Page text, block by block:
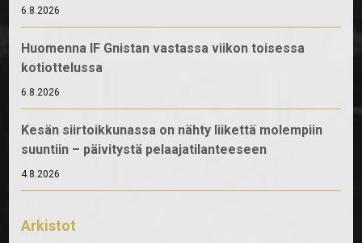
6.8.2026
Huomenna IF Gnistan vastassa viikon toisessa
kotiottelussa
6.8.2026
Kesän siirtoikkunassa on nähty liikettä molempiin
suuntiin – päivitystä pelaajatilanteeseen
4.8.2026
Arkistot